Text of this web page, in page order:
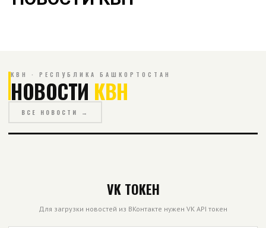
КВН · РЕСПУБЛИКА БАШКОРТОСТАН
НОВОСТИ КВН
ВСЕ НОВОСТИ →
VK ТОКЕН
Для загрузки новостей из ВКонтакте нужен VK API токен